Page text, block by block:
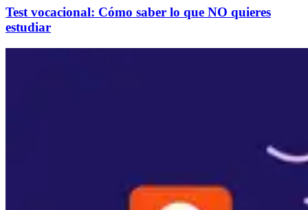
Test vocacional: Cómo saber lo que NO quieres
estudiar